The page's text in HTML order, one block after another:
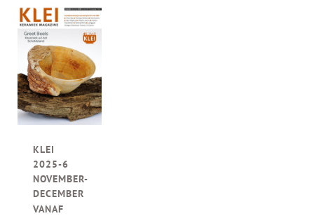
KLEI
2025-6
NOVEMBER-
DECEMBER
VANAF